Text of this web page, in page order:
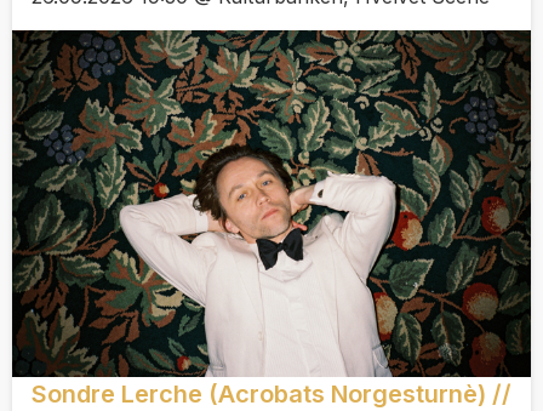
Sondre Lerche (Acrobats Norgesturnè) //